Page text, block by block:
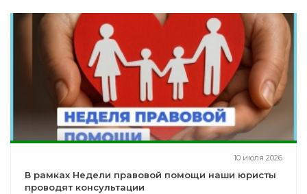
10 июля 2026
В рамках Недели правовой помощи наши юристы
проводят консультации